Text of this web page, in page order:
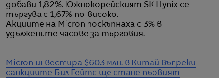
добави 1,82%. Южнокорейският SK Hynix се
търгува с 1,67% по-високо.
Акциите на Micron поскъпнаха с 3% в
удължените часове за търговия.
Micron инвестира $603 млн. в Китай въпреки
санкциите Бил Гейтс ще стане първият